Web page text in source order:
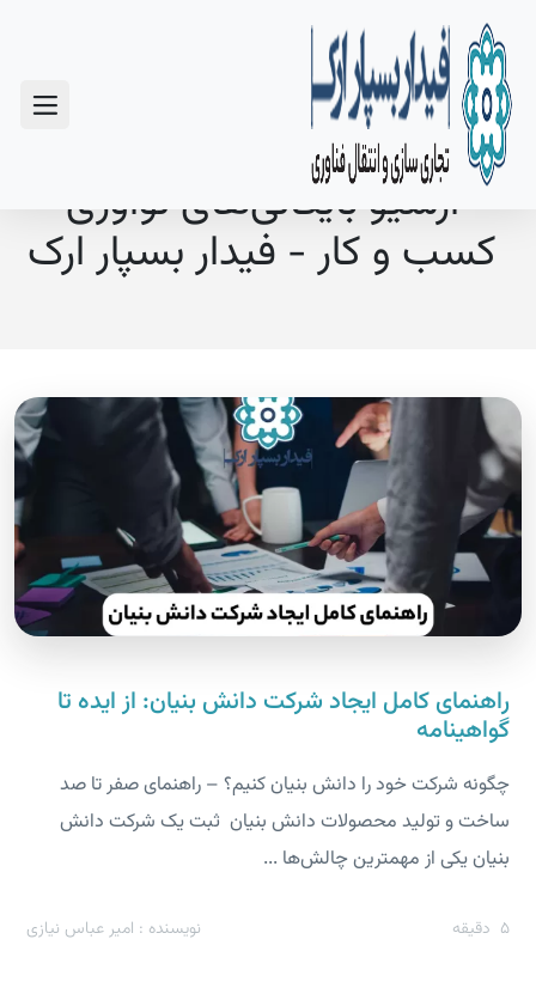
آرشیو بایگانی‌های نوآوری
کسب و کار - فیدار بسپار ارک
راهنمای کامل ایجاد شرکت دانش بنیان: از ایده تا
گواهینامه
چگونه شرکت خود را دانش بنیان کنیم؟ – راهنمای صفر تا صد
ساخت و تولید محصولات دانش بنیان ثبت یک شرکت دانش
بنیان یکی از مهمترین چالش‌ها ...
5 دقیقه نویسنده : امیر عباس نیازی